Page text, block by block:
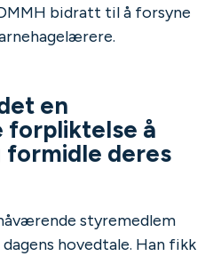
bidratt til å forsyne
en
forpliktelse å
deres
styremedlem
hovedtale. Han fikk